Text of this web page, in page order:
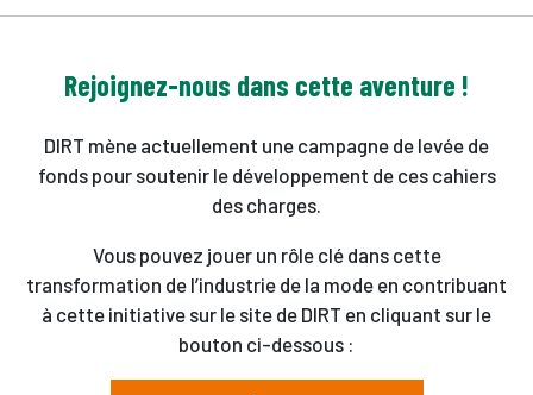
Rejoignez-nous dans cette aventure !
DIRT mène actuellement une campagne de levée de
fonds pour soutenir le développement de ces cahiers
des charges.
Vous pouvez jouer un rôle clé dans cette
transformation de l’industrie de la mode en contribuant
à cette initiative sur le site de DIRT en cliquant sur le
bouton ci-dessous :